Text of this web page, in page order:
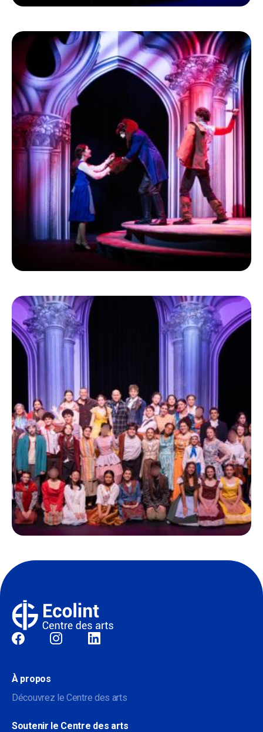
Sociale
À propos
Découvrez le Centre des arts
Soutenir le Centre des arts